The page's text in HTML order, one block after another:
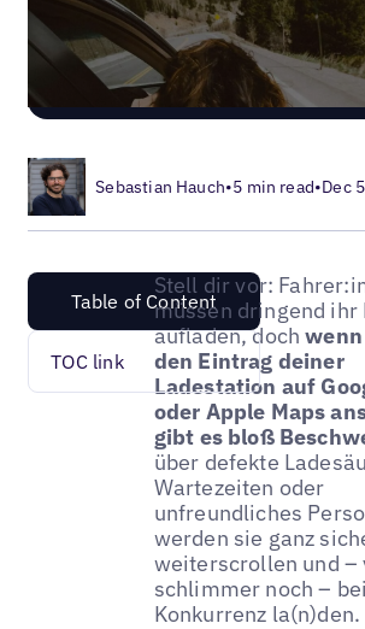
Sebastian Hauch•5 min read•Dec
Table of Content
TOC link
Stell dir vor:
müssen dringend ihr
aufladen, doch
den Eintrag deiner
Ladestation auf
oder Apple Maps
gibt es bloß
über defekte
Wartezeiten oder
unfreundliches
werden sie ganz
weiterscrollen und –
schlimmer noch –
Konkurrenz la(n)den.